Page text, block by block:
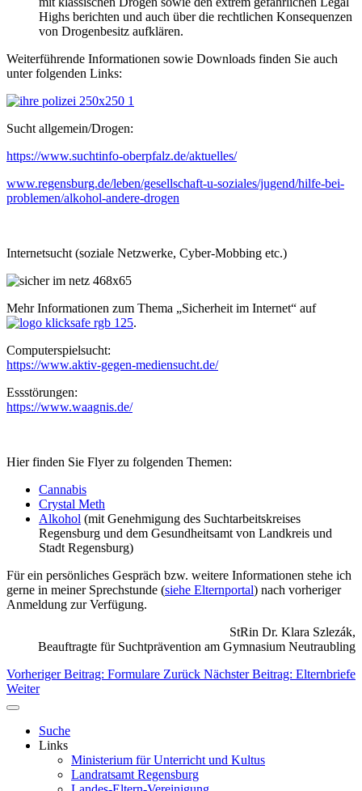
Highs berichten und auch über die rechtlichen Konsequenzen
von Drogenbesitz aufklären.
Weiterführende Informationen sowie Downloads finden Sie auch
unter folgenden Links:
Sucht allgemein/Drogen:
https://www.suchtinfo-oberpfalz.de/aktuelles/
www.regensburg.de/leben/gesellschaft-u-soziales/jugend/hilfe-bei-
problemen/alkohol-andere-drogen
Internetsucht (soziale Netzwerke, Cyber-Mobbing etc.)
Mehr Informationen zum Thema „Sicherheit im Internet“ auf
.
Computerspielsucht:
https://www.aktiv-gegen-mediensucht.de/
Essstörungen:
https://www.waagnis.de/
Hier finden Sie Flyer zu folgenden Themen:
Cannabis
Crystal Meth
Alkohol (mit Genehmigung des Suchtarbeitskreises
Regensburg und dem Gesundheitsamt von Landkreis und
Stadt Regensburg)
Für ein persönliches Gespräch bzw. weitere Informationen stehe ich
gerne in meiner Sprechstunde (siehe Elternportal) nach vorheriger
Anmeldung zur Verfügung.
StRin Dr. Klara Szlezák,
Beauftragte für Suchtprävention am Gymnasium Neutraubling
Vorheriger Beitrag: Formulare Zurück Nächster Beitrag: Elternbriefe
Weiter
Suche
Links
Ministerium für Unterricht und Kultus
Landratsamt Regensburg